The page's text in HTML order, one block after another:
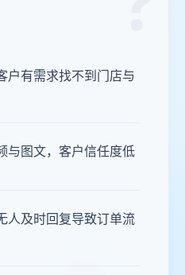
户有需求找不到门店与
与图文，客户信任度低
人及时回复导致订单流